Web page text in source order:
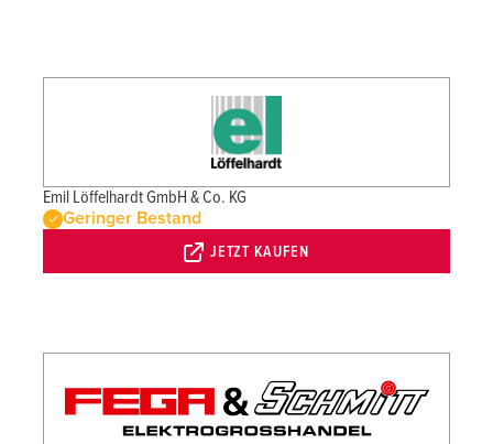
Emil Löffelhardt GmbH & Co. KG
Geringer Bestand
JETZT KAUFEN